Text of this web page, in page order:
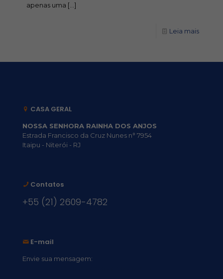
apenas uma […]
Leia mais
CASA GERAL
NOSSA SENHORA RAINHA DOS ANJOS
Estrada Francisco da Cruz Nunes n° 7954
Itaipu - Niterói - RJ
Contatos
+55 (21) 2609-4782
E-mail
Envie sua mensagem: